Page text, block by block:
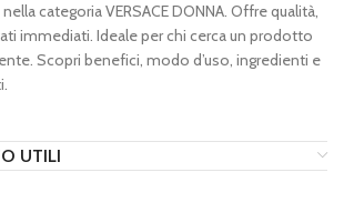
categoria VERSACE DONNA. Offre qualità,
immediati. Ideale per chi cerca un prodotto
Scopri benefici, modo d’uso, ingredienti e
UTILI